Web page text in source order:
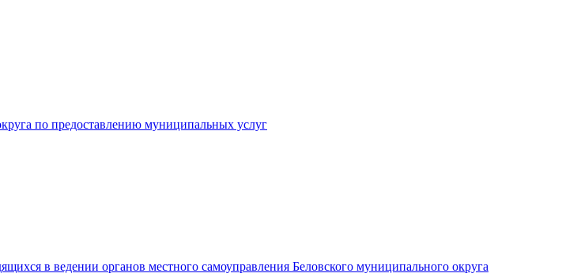
по предоставлению муниципальных услуг
в ведении органов местного самоуправления Беловского муниципального округа